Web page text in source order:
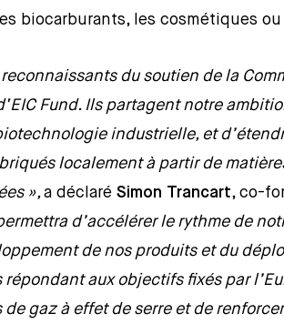
biocarburants, les cosmétiques
reconnaissants du soutien de la
Fund. Ils partagent notre
industrielle, et
localement à partir de
»,a déclaréSimon Trancart, co-
d’accélérer le rythme de
de nos produits et du
aux objectifs fixés par
gaz à effet de serre et de